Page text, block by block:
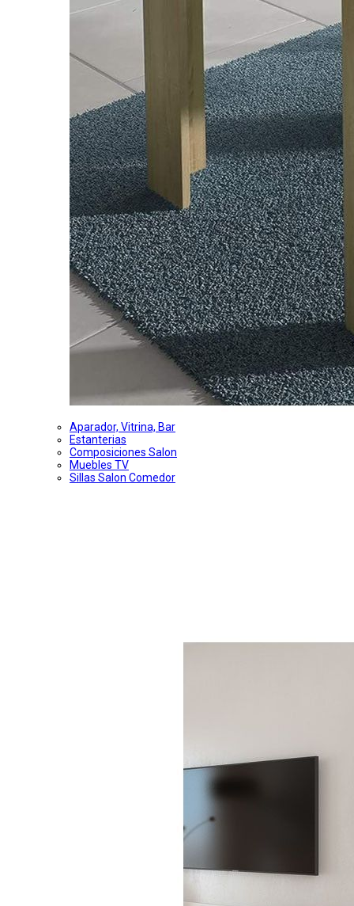
Aparador, Vitrina, Bar
Estanterias
Composiciones Salon
Muebles TV
Sillas Salon Comedor